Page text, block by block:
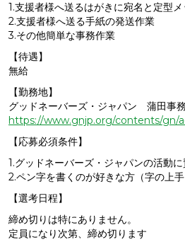
1.支援者様へ送るはがきに宛名と定型
2.支援者様へ送る手紙の発送作業
3.その他簡単な事務作業
【待遇】
無給
【勤務地】
グッドネーバーズ・ジャパン 蒲田事
https://www.gnjp.org/contents/gn/
【応募必須条件】
1.グッドネーバーズ・ジャパンの活動
2.ペン字を書くのが好きな方（字の上手
【選考日程】
締め切りは特にありません。
定員になり次第、締め切ります